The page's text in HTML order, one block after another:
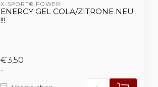
X-SPORT® POWER
ENERGY GEL COLA/ZITRONE NEU
!!!
€3,50
-